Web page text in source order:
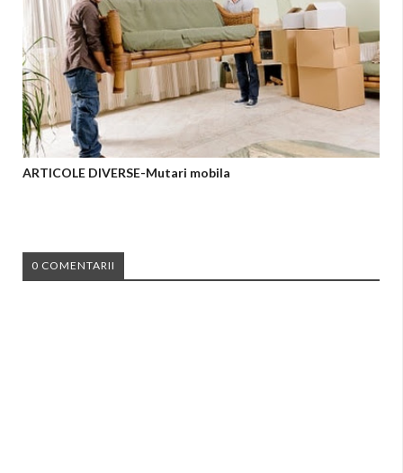
ARTICOLE DIVERSE-Mutari mobila
0 COMENTARII